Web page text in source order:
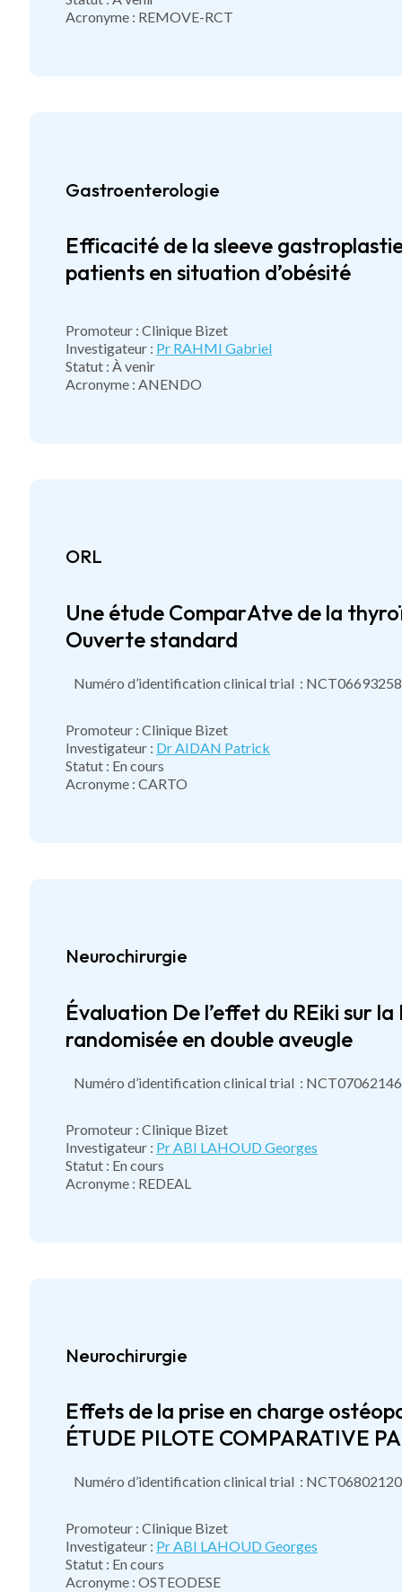
Acronyme : REMOVE-RCT
Gastroenterologie
Efficacité de la sleeve
patients en situation d’obésité
Promoteur : Clinique Bizet
Investigateur : Pr RAHMI Gabriel
Statut : À venir
Acronyme : ANENDO
ORL
Une étude ComparAtve de la
Ouverte standard
Numéro d’identification clinical trial : NCT06693258
Promoteur : Clinique Bizet
Investigateur : Dr AIDAN Patrick
Statut : En cours
Acronyme : CARTO
Neurochirurgie
Évaluation De l’effet du REiki sur
randomisée en double aveugle
Numéro d’identification clinical trial : NCT07062146
Promoteur : Clinique Bizet
Investigateur : Pr ABI LAHOUD Georges
Statut : En cours
Acronyme : REDEAL
Neurochirurgie
Effets de la prise en charge
ÉTUDE PILOTE COMPARATIVE
Numéro d’identification clinical trial : NCT06802120
Promoteur : Clinique Bizet
Investigateur : Pr ABI LAHOUD Georges
Statut : En cours
Acronyme : OSTEODESE